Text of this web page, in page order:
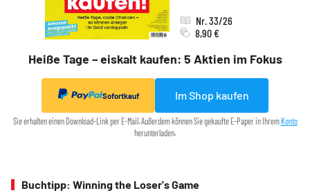
Heiße Tage – eiskalt kaufen: 5 Aktien im Fokus
Nr. 33/26
8,90 €
Sofortkauf Im Shop kaufen
Sie erhalten einen Download-Link per E-Mail. Außerdem können Sie gekaufte E-Paper in Ihrem Konto
herunterladen.
Buchtipp: Winning the Loser's Game